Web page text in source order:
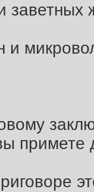
заветных
и
примете